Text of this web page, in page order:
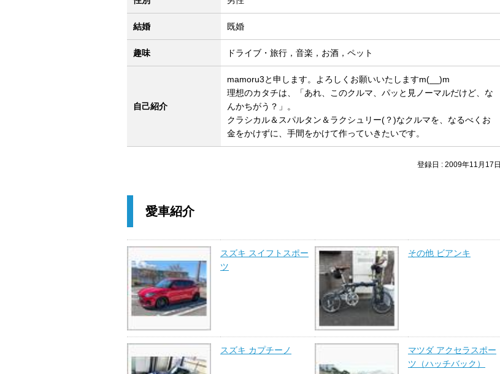
結婚 既婚
趣味 ドライブ・旅行，音楽，お酒，ペット
自己紹介
mamoru3と申します。よろしくお願いいたしますm(__)m
理想のカタチは、「あれ、このクルマ、パッと見ノーマルだけど、な
んかちがう？」。
クラシカル＆スパルタン＆ラクシュリー(？)なクルマを、なるべくお
金をかけずに、手間をかけて作っていきたいです。
登録日 : 2009年11月17日
愛車紹介
スズキ スイフトスポー
ツ
その他 ビアンキ
スズキ カプチーノ
マツダ アクセラスポー
ツ（ハッチバック）